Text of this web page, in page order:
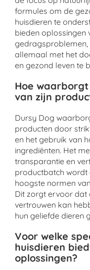
formules om de
huisdieren te
bieden oplossingen
gedragsproblemen,
allemaal met het
en gezond leven te
Hoe
van zijn
Dursy Dog
producten door
en het gebruik van
ingrediënten. Het
transparantie en
productbatch wordt
hoogste normen
Dit zorgt ervoor dat
vertrouwen kan
hun geliefde dieren
Voor welke
huisdieren
oplossingen?